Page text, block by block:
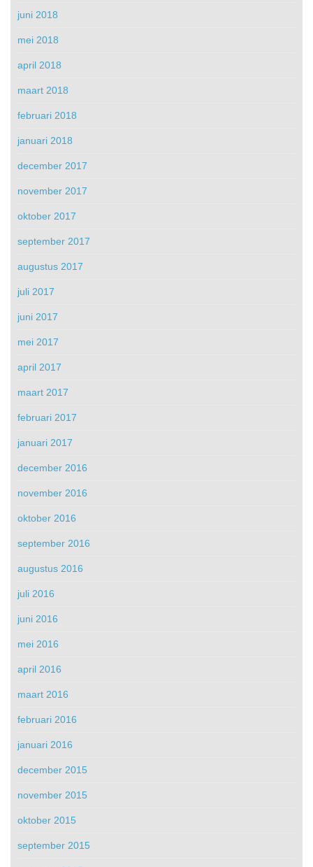
juni 2018
mei 2018
april 2018
maart 2018
februari 2018
januari 2018
december 2017
november 2017
oktober 2017
september 2017
augustus 2017
juli 2017
juni 2017
mei 2017
april 2017
maart 2017
februari 2017
januari 2017
december 2016
november 2016
oktober 2016
september 2016
augustus 2016
juli 2016
juni 2016
mei 2016
april 2016
maart 2016
februari 2016
januari 2016
december 2015
november 2015
oktober 2015
september 2015